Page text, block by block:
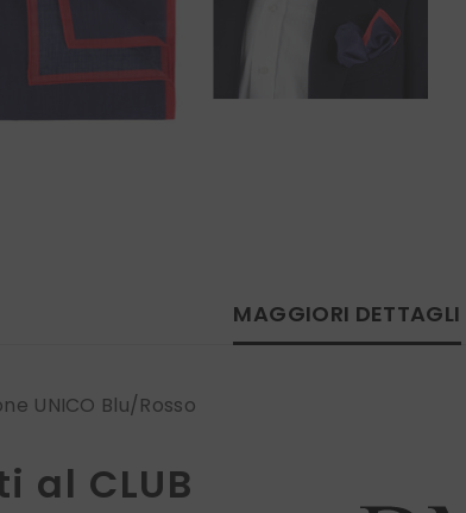
MAGGIORI DETTAGLI
UNICO Blu/Rosso
al CLUB